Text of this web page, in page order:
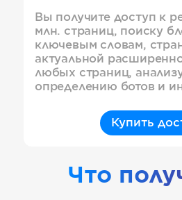
Вы получите доступ к
млн. страниц, поиску
ключевым словам,
актуальной
любых страниц,
определению ботов и
Купить
Что